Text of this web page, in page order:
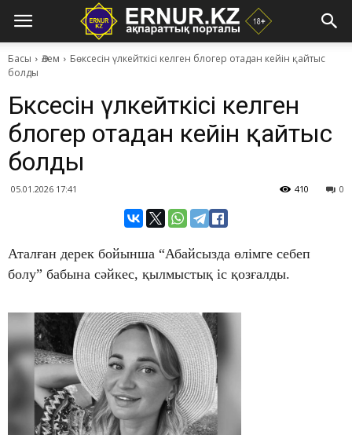
Басы Әлем
Бөксесін үлкейткісі келген блогер отадан кейін қайтыс
болды
Бөксесін үлкейткісі келген
блогер отадан кейін қайтыс
болды
05.01.2026 17:41 0
410
Аталған дерек бойынша “Абайсызда өлімге себеп
болу” бабына сәйкес, қылмыстық іс қозғалды.